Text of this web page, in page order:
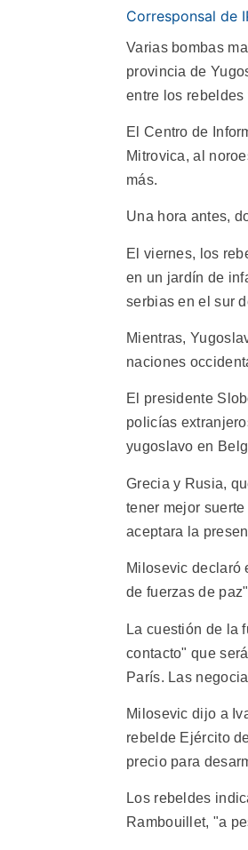
Corresponsal de
Varias bombas
provincia de
entre los rebeldes
El Centro de
Mitrovica, al
más.
Una hora antes,
El viernes, los
en un jardín de
serbias en el sur
Mientras,
naciones
El presidente
policías
yugoslavo en
Grecia y Rusia,
tener mejor
aceptara la
Milosevic declaró
de fuerzas de
La cuestión de la
contacto" que
París. Las
Milosevic dijo a
rebelde Ejército
precio para
Los rebeldes
Rambouillet, "a